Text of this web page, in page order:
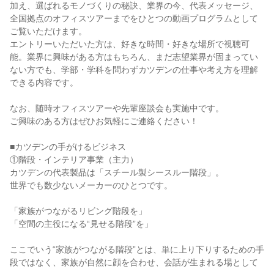
加え、選ばれるモノづくりの秘訣、業界の今、代表メッセージ、
全国拠点のオフィスツアーまでをひとつの動画プログラムとして
ご覧いただけます。
エントリーいただいた方は、好きな時間・好きな場所で視聴可
能。業界に興味がある方はもちろん、まだ志望業界が固まってい
ない方でも、学部・学科を問わずカツデンの仕事や考え方を理解
できる内容です。
なお、随時オフィスツアーや先輩座談会も実施中です。
ご興味のある方はぜひお気軽にご連絡ください！
■カツデンの手がけるビジネス
①階段・インテリア事業（主力）
カツデンの代表製品は「スチール製シースルー階段」。
世界でも数少ないメーカーのひとつです。
「家族がつながるリビング階段を」
「空間の主役になる“見せる階段”を」
ここでいう“家族がつながる階段”とは、単に上り下りするための手
段ではなく、家族が自然に顔を合わせ、会話が生まれる場として